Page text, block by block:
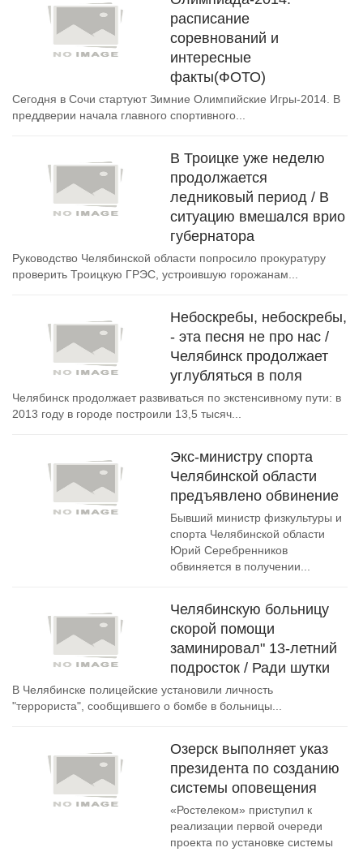
расписание
соревнований и
интересные
факты(ФОТО)
Сегодня в Сочи стартуют Зимние Олимпийские Игры-2014. В
преддверии начала главного спортивного...
В Троицке уже неделю
продолжается
ледниковый период / В
ситуацию вмешался врио
губернатора
Руководство Челябинской области попросило прокуратуру
проверить Троицкую ГРЭС, устроившую горожанам...
Небоскребы, небоскребы,
- эта песня не про нас /
Челябинск продолжает
углубляться в поля
Челябинск продолжает развиваться по экстенсивному пути: в
2013 году в городе построили 13,5 тысяч...
Экс-министру спорта
Челябинской области
предъявлено обвинение
Бывший министр физкультуры и
спорта Челябинской области
Юрий Серебренников
обвиняется в получении...
Челябинскую больницу
скорой помощи
заминировал" 13-летний
подросток / Ради шутки
В Челябинске полицейские установили личность
"террориста", сообщившего о бомбе в больницы...
Озерск выполняет указ
президента по созданию
системы оповещения
«Ростелеком» приступил к
реализации первой очереди
проекта по установке системы